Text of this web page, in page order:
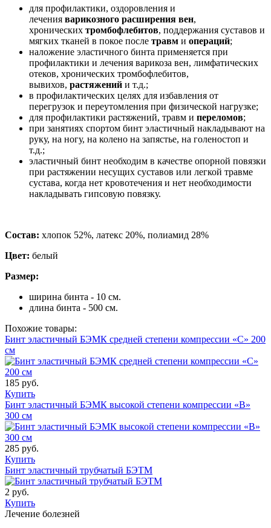
для профилактики, оздоровления и
лечения варикозного расширения вен,
хронических тромбофлебитов, поддержания суставов и
мягких тканей в покое после травм и операций;
наложение эластичного бинта применяется при
профилактики и лечения варикоза вен, лимфатических
отеков, хронических тромбофлебитов,
вывихов, растяжений и т.д.;
в профилактических целях для избавления от
перегрузок и переутомления при физической нагрузке;
для профилактики растяжений, травм и переломов;
при занятиях спортом бинт эластичный накладывают на
руку, на ногу, на колено на запястье, на голеностоп и
т.д.;
эластичный бинт необходим в качестве опорной повязки
при растяжении несущих суставов или легкой травме
сустава, когда нет кровотечения и нет необходимости
накладывать гипсовую повязку.
Состав: хлопок 52%, латекс 20%, полиамид 28%
Цвет: белый
Размер:
ширина бинта - 10 см.
длина бинта - 500 см.
Похожие товары:
Бинт эластичный БЭМК средней степени компрессии «С» 200
см
185 руб.
Купить
Бинт эластичный БЭМК высокой степени компрессии «В»
300 см
285 руб.
Купить
Бинт эластичный трубчатый БЭТМ
2 руб.
Купить
Лечение болезней